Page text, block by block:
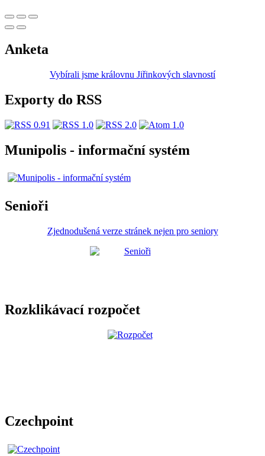
Anketa
Vybírali jsme královnu Jiřinkových slavností
Exporty do RSS
Munipolis - informační systém
Senioři
Zjednodušená verze stránek nejen pro seniory
Rozklikávací rozpočet
Czechpoint